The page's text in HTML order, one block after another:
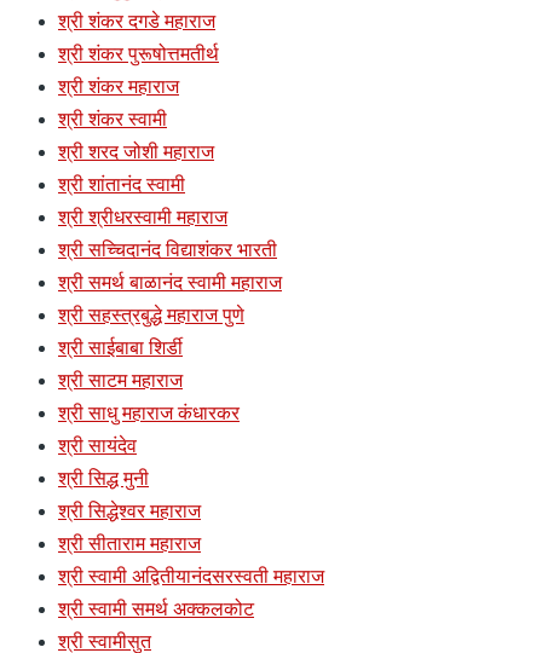
श्री शंकर दगडे महाराज
श्री शंकर पुरूषोत्तमतीर्थ
श्री शंकर महाराज
श्री शंकर स्वामी
श्री शरद जोशी महाराज
श्री शांतानंद स्वामी
श्री श्रीधरस्वामी महाराज
श्री सच्चिदानंद विद्याशंकर भारती
श्री समर्थ बाळानंद स्वामी महाराज
श्री सहस्त्रबुद्धे महाराज पुणे
श्री साईबाबा शिर्डी
श्री साटम महाराज
श्री साधु महाराज कंधारकर
श्री सायंदेव
श्री सिद्ध मुनी
श्री सिद्धेश्वर महाराज
श्री सीताराम महाराज
श्री स्वामी अद्वितीयानंदसरस्वती महाराज
श्री स्वामी समर्थ अक्कलकोट
श्री स्वामीसुत